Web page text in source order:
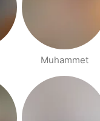
Muhammet